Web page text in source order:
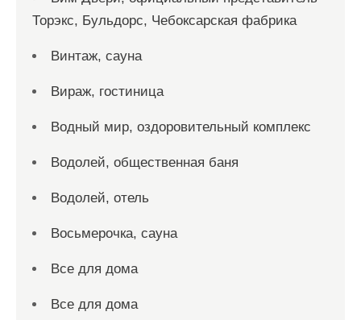
Торэкс, Бульдорс, Чебоксарская фабрика
Винтаж, сауна
Вираж, гостиница
Водный мир, оздоровительный комплекс
Водолей, общественная баня
Водолей, отель
Восьмерочка, сауна
Все для дома
Все для дома